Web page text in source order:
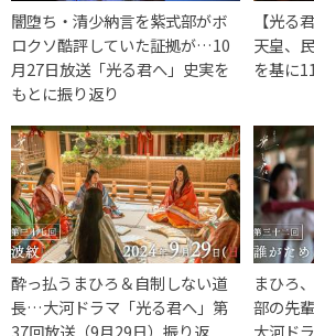
闇堕ち・清少納言を紫式部がボ
ロクソ酷評していた証拠が…10
月27日放送「光る君へ」史実を
もとに振り返り
【光る
天皇、
を基に
酔っ払うまひろ＆自制しない道
長…大河ドラマ「光る君へ」第
まひろ
部の先